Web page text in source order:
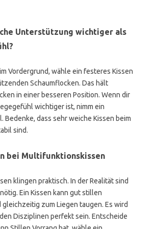
Unterstützung wichtiger als
Vordergrund, wähle ein festeres Kissen
Schaumflocken. Das hält
in einer besseren Position. Wenn dir
wichtiger ist, nimm ein
Bedenke, dass sehr weiche Kissen beim
sind.
bei Multifunktionskissen
klingen praktisch. In der Realität sind
Ein Kissen kann gut stillen
zum Liegen taugen. Es wird
Disziplinen perfekt sein. Entscheide